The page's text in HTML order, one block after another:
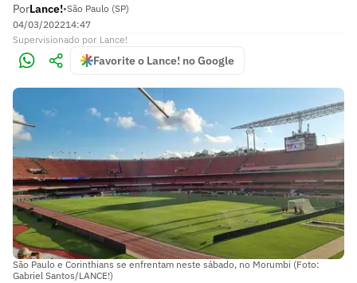
PorLance!•São Paulo (SP)
04/03/202214:47
Supervisionado por Lance!
Favorite o Lance! no Google
São Paulo e Corinthians se enfrentam neste sábado, no Morumbi (Foto:
Gabriel Santos/LANCE!)